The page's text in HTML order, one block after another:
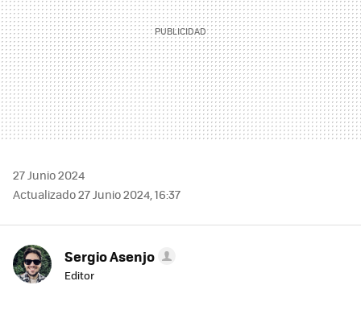
27 Junio 2024
Actualizado 27 Junio 2024, 16:37
Sergio Asenjo
Editor